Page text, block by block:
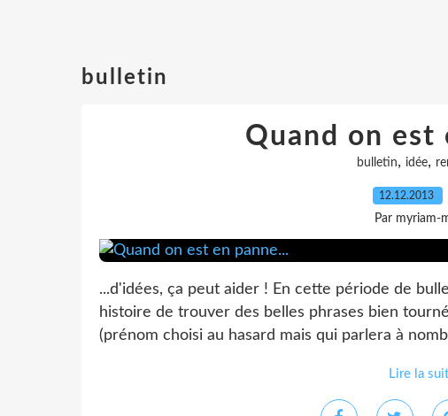
bulletin
Quand on est
bulletin, idée,
12.12.2013
Par myriam-
...d'idées, ça peut aider ! En cette période de
histoire de trouver des belles phrases bien
(prénom choisi au hasard mais qui parlera à
Lire la